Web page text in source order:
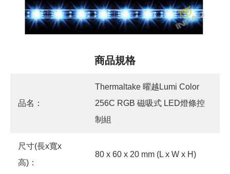
商品規格
品名：
Thermaltake 曜越Lumi Color
256C RGB 磁吸式 LED燈條控
制組
尺寸(長x寬x
高)：
80 x 60 x 20 mm (L x W x H)